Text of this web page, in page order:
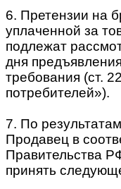
6. Претензии на
уплаченной за
подлежат
дня
требования (ст.
потребителей»).
7. По
Продавец в
Правительства
принять